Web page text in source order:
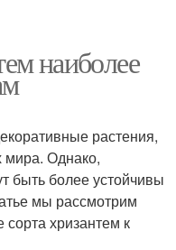
наиболее
растения,
мира. Однако,
быть более устойчивы
мы рассмотрим
хризантем к